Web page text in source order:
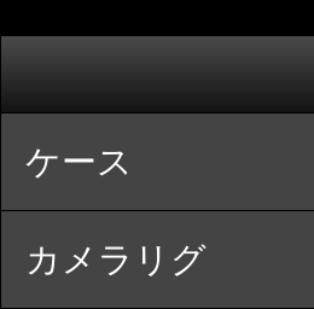
ケース
カメラリグ